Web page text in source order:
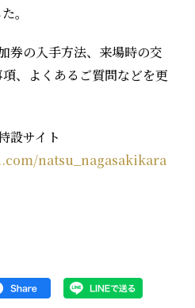
。
券の入手方法、来場時の交
、よくあるご質問などを更
設サイト
natsu_nagasakikara